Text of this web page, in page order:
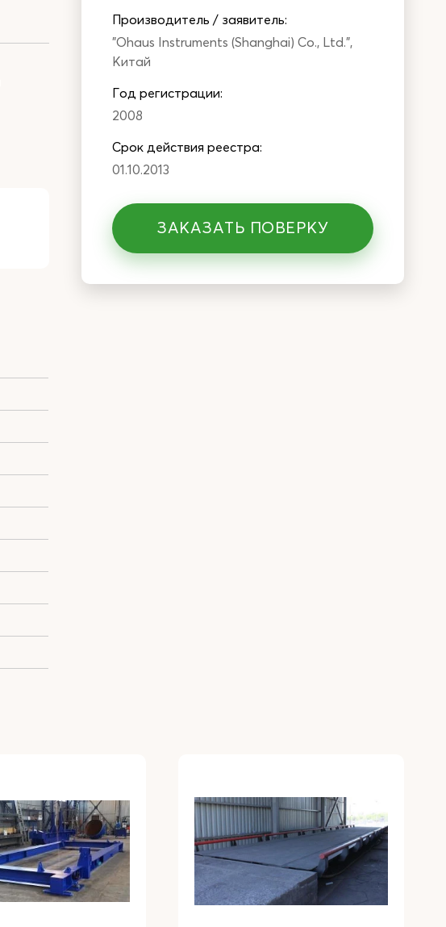
Производитель / заявитель:
"Ohaus Instruments (Shanghai) Co., Ltd.",
Китай
Год регистрации:
2008
Cрок действия реестра:
01.10.2013
ЗАКАЗАТЬ ПОВЕРКУ